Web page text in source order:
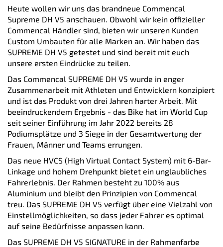
Heute wollen wir uns das brandneue Commencal
Supreme DH V5 anschauen. Obwohl wir kein offizieller
Commencal Händler sind, bieten wir unseren Kunden
Custom Umbauten für alle Marken an. Wir haben das
SUPREME DH V5 getestet und sind bereit mit euch
unsere ersten Eindrücke zu teilen.
Das Commencal SUPREME DH V5 wurde in enger
Zusammenarbeit mit Athleten und Entwicklern konzipiert
und ist das Produkt von drei Jahren harter Arbeit. Mit
beeindruckendem Ergebnis - das Bike hat im World Cup
seit seiner Einführung im Jahr 2022 bereits 28
Podiumsplätze und 3 Siege in der Gesamtwertung der
Frauen, Männer und Teams errungen.
Das neue HVCS (High Virtual Contact System) mit 6-Bar-
Linkage und hohem Drehpunkt bietet ein unglaubliches
Fahrerlebnis. Der Rahmen besteht zu 100% aus
Aluminium und bleibt den Prinzipien von Commencal
treu. Das SUPREME DH V5 verfügt über eine Vielzahl von
Einstellmöglichkeiten, so dass jeder Fahrer es optimal
auf seine Bedürfnisse anpassen kann.
Das SUPREME DH V5 SIGNATURE in der Rahmenfarbe